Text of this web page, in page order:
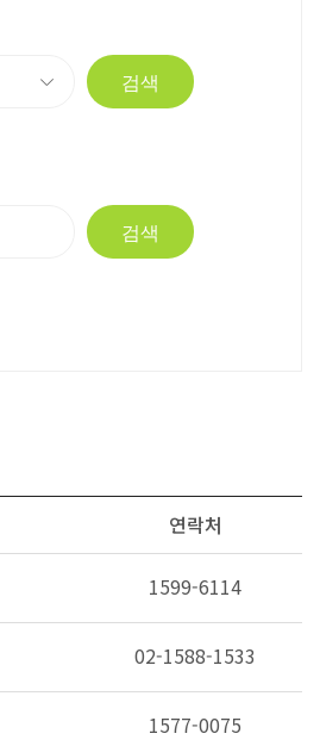
검색
검색
연락처
1599-6114
02-1588-1533
1577-0075